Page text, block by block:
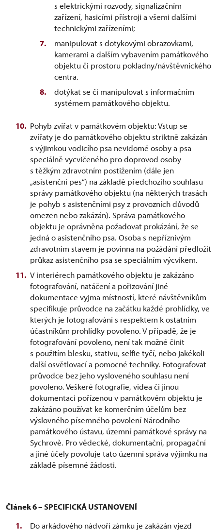
s elektrickými rozvody, signalizačním
zařízení, hasicími přístroji a všemi dalšími
technickými zařízeními;
manipulovat s dotykovými obrazovkami,
kamerami a dalším vybavením památkového
objektu či prostoru pokladny/návštěvnického
centra.
dotýkat se či manipulovat s informačním
systémem památkového objektu.
Pohyb zvířat v památkovém objektu: Vstup se
zvířaty je do památkového objektu striktně zakázán
s výjimkou vodicího psa nevidomé osoby a psa
speciálně vycvičeného pro doprovod osoby
s těžkým zdravotním postižením (dále jen
„asistenční pes“) na základě předchozího souhlasu
správy památkového objektu (na některých trasách
je pohyb s asistenčními psy z provozních důvodů
omezen nebo zakázán). Správa památkového
objektu je oprávněna požadovat prokázání, že se
jedná o asistenčního psa. Osoba s nepříznivým
zdravotním stavem je povinna na požádání předložit
průkaz asistenčního psa se speciálním výcvikem.
V interiérech památkového objektu je zakázáno
fotografování, natáčení a pořizování jiné
dokumentace vyjma místností, které návštěvníkům
specifikuje průvodce na začátku každé prohlídky, ve
kterých je fotografování s respektem k ostatním
účastníkům prohlídky povoleno. V případě, že je
fotografování povoleno, není tak možné činit
s použitím blesku, stativu, selfie tyčí, nebo jakékoli
další osvětlovací a pomocné techniky. Fotografovat
průvodce bez jeho vysloveného souhlasu není
povoleno. Veškeré fotografie, videa či jinou
dokumentaci pořízenou v památkovém objektu je
zakázáno používat ke komerčním účelům bez
výslovného písemného povolení Národního
památkového ústavu, územní památkové správy na
Sychrově. Pro vědecké, dokumentační, propagační
a jiné účely povoluje tato územní správa výjimku na
základě písemné žádosti.
Článek 6 – SPECIFICKÁ USTANOVENÍ
Do arkádového nádvoří zámku je zakázán vjezd